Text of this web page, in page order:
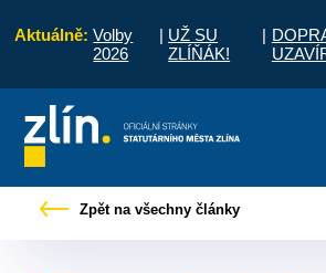
Aktuálně: Volby
2026
| UŽ SU
ZLÍŇÁK!
|
vyřídit Potřebuji zaplatit
Zpět na všechny články